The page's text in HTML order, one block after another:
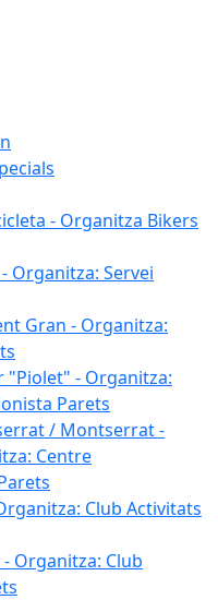
- Organitza Bikers
Organitza: Servei
Gran - Organitza:
"Piolet" - Organitza:
Parets
/ Montserrat -
Centre
Club Activitats
Organitza: Club